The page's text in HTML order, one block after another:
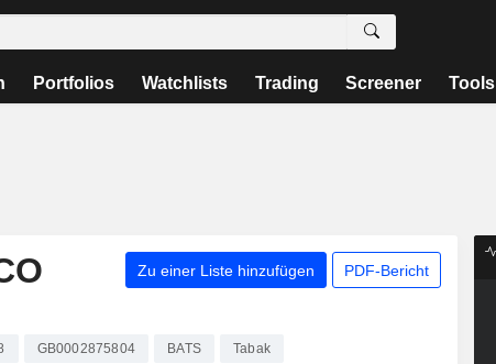
Portfolios Watchlists Trading Screener Tools
Zu einer Liste hinzufügen PDF-Bericht
GB0002875804 BATS Tabak